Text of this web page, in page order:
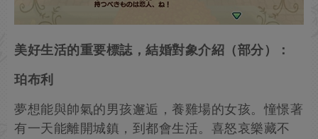
美好生活的重要標誌，結婚對象介紹（部分）：
珀布利
夢想能與帥氣的男孩邂逅，養雞場的女孩。憧憬著
有一天能離開城鎮，到都會生活。喜怒哀樂藏不